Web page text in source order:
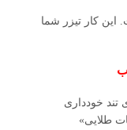
این کار تیزر شما
تند خودداری
طلایی»